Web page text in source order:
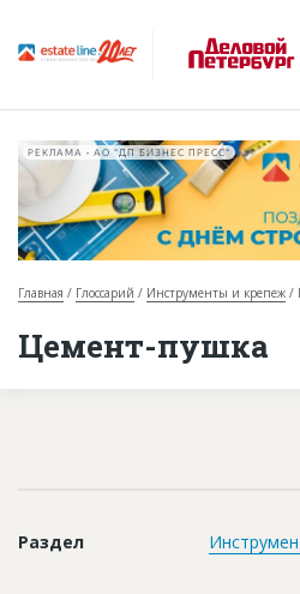
О проекте
Новости
РЕКЛАМА • АО "ДП БИЗНЕС ПРЕСС"
Главная Глоссарий Инструменты и крепеж
Цемент-пушка
Раздел